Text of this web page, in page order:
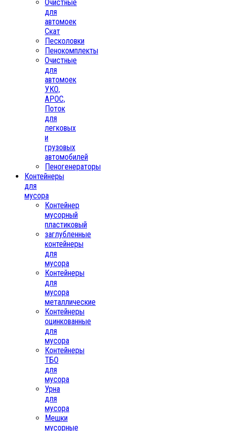
Очистные
для
автомоек
Скат
Песколовки
Пенокомплекты
Очистные
для
автомоек
УКО,
АРОС,
Поток
для
легковых
и
грузовых
автомобилей
Пеногенераторы
Контейнеры
для
мусора
Контейнер
мусорный
пластиковый
заглубленные
контейнеры
для
мусора
Контейнеры
для
мусора
металлические
Контейнеры
оцинкованные
для
мусора
Контейнеры
ТБО
для
мусора
Урна
для
мусора
Мешки
мусорные